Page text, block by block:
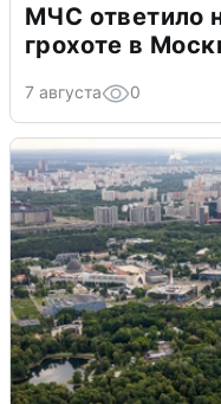
МЧС ответило
грохоте в
7 августа 0